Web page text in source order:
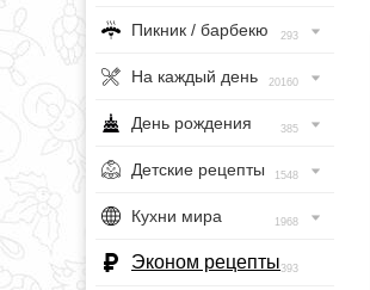
Пикник / барбекю 293
На каждый день 20160
День рождения 385
Детские рецепты 1548
Кухни мира 1968
Эконом рецепты393